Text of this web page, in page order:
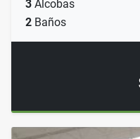
3 Alcobas
2 Baños